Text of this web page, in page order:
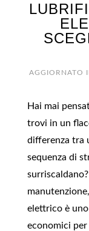
AGGIORNATO
Hai mai
trovi in un
differenza tra
sequenza di
elettrico è
economici